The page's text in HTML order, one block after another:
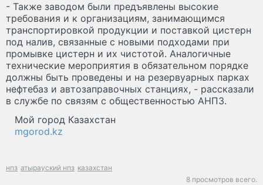
- Также заводом были предъявлены высокие
требования и к организациям, занимающимся
транспортировкой продукции и поставкой цистерн
под налив, связанные с новыми подходами при
промывке цистерн и их чистотой. Аналогичные
технические мероприятия в обязательном порядке
должны быть проведены и на резервуарных парках
нефтебаз и автозаправочных станциях, - рассказали
в службе по связям с общественностью АНПЗ.
Мой город Казахстан
mgorod.kz
нпз атырауский нпз казахстан
8 просмотров всего.